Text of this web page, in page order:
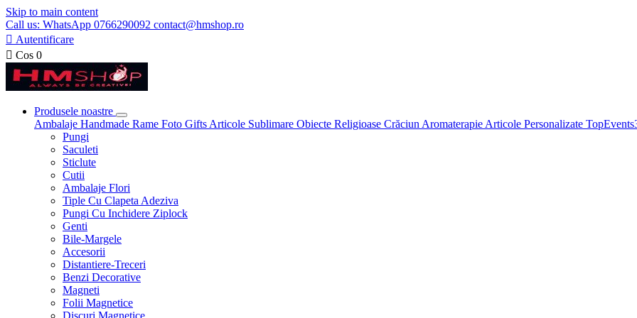
Skip to main content
Call us: WhatsApp 0766290092 contact@hmshop.ro
 Autentificare
 Cos 0
Produsele noastre
Ambalaje Handmade Rame Foto Gifts Articole Sublimare Obiecte Religioase Crăciun Aromaterapie Articole Personalizate
Pungi
Saculeti
Sticlute
Cutii
Ambalaje Flori
Tiple Cu Clapeta Adeziva
Pungi Cu Inchidere Ziplock
Genti
Bile-Margele
Accesorii
Distantiere-Treceri
Benzi Decorative
Magneti
Folii Magnetice
Discuri Magnetice